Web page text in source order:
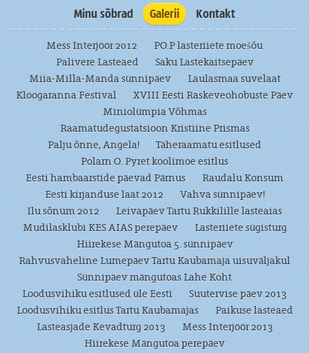
Minu sõbrad
Galerii Kontakt
Mess Interjöör 2012
PO.P lasteriiete moešõu
Palivere Lasteaed
Saku Lastekaitsepäev
Miia-Milla-Manda sünnipäev
Laulasmaa suvelaat
Kloogaranna Festival
XVIII Eesti Raskeveohobuste Päev
Miniolümpia Võhmas
Raamatudegustatsioon Kristiine Prismas
Palju õnne, Angela!
Täheraamatu esitlused
Polarn O. Pyret koolimoe esitlus
Eesti hambaarstide päevad Pärnus
Raudalu Konsum
Eesti kirjanduse laat 2012
Vahva sünnipäev!
Ilu sõnum 2012
Leivapäev Tartu Rukkilille lasteaias
Mudilasklubi KES AIAS perepäev
Lasteriiete sügisturg
Hiirekese Mängutoa 5. sünnipäev
Rahvusvaheline Lumepäev Tartu Kaubamaja uisuväljakul
Sünnipäev mängutoas Lahe Koht
Loodusvihiku esitlused üle Eesti
Suutervise päev 2013
Loodusvihiku esitlus Tartu Kaubamajas
Paikuse lasteaed
Lasteasjade Kevadturg 2013
Mess Interjöör 2013
Hiirekese Mängutoa perepäev